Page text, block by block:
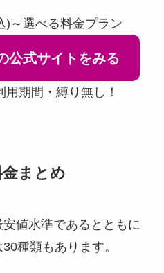
)～選べる料金プラン
公式サイトをみる
期間・縛り無し！
まとめ
値水準であるとともに
種類もあります。